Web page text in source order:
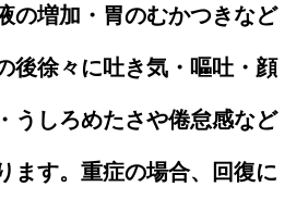
の増加・胃のむかつきなど
後徐々に吐き気・嘔吐・顔
うしろめたさや倦怠感など
ます。重症の場合、回復に